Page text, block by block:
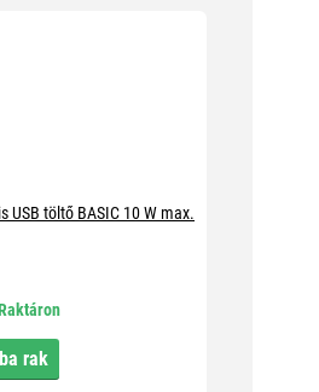
USB töltő BASIC 10 W max.
rak